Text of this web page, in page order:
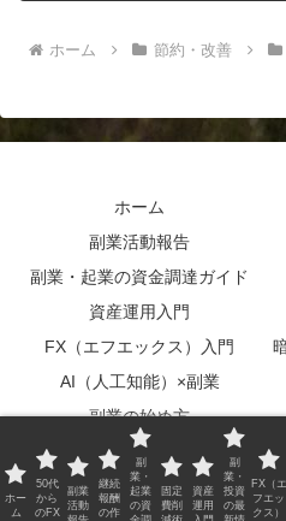
ホーム 節約・改善
ホーム
副業活動報告
副業・起業の資金調達ガイド
資産運用入門
FX（エフエックス）入門
AI（人工知能）×副業
副業の始め方
実用書レビュー
プライバシ
ホー
ム
50代
から
のFX
副業
活動
継続
報酬
の作
副
業・
起業
の資
固定
費削
資産
運用
副
業・
投資
の最
FX（エ
フエッ
クス）